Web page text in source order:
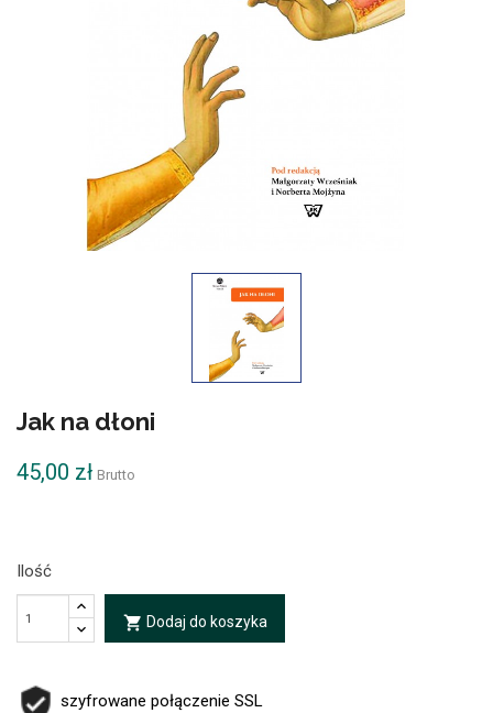
Jak na dłoni
45,00 zł Brutto
Ilość
local_grocery_store Dodaj do koszyka
szyfrowane połączenie SSL